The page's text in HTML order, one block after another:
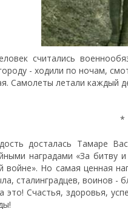
считались
- ходили по ночам,
Самолеты летали каждый
*
досталась Тамаре
наградами «За
войне». Но самая ценная
сталинградцев, воинов -
это! Счастья, здоровья,